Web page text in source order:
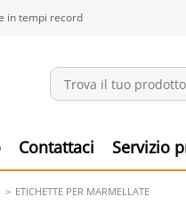
in tempi record
Contattaci Servizio
ETICHETTE PER MARMELLATE